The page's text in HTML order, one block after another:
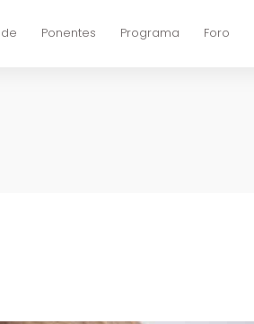
Ponentes Programa Foro